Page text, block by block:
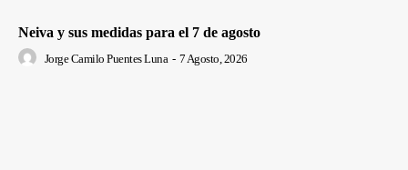
Neiva y sus medidas para el 7 de agosto
Jorge Camilo Puentes Luna - 7 Agosto, 2026